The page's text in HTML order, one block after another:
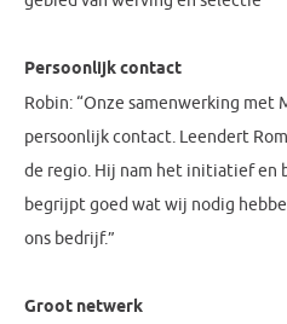
Persoonlijk contact
Robin: “Onze samenwerking
persoonlijk contact. Leendert
de regio. Hij nam het initiatief en
begrijpt goed wat wij nodig
ons bedrijf.”
Groot netwerk